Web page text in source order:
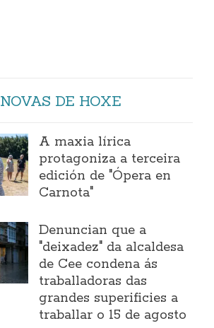
NOVAS DE HOXE
A maxia lírica
protagoniza a terceira
edición de "Ópera en
Carnota"
Denuncian que a
"deixadez" da alcaldesa
de Cee condena ás
traballadoras das
grandes superificies a
traballar o 15 de agosto